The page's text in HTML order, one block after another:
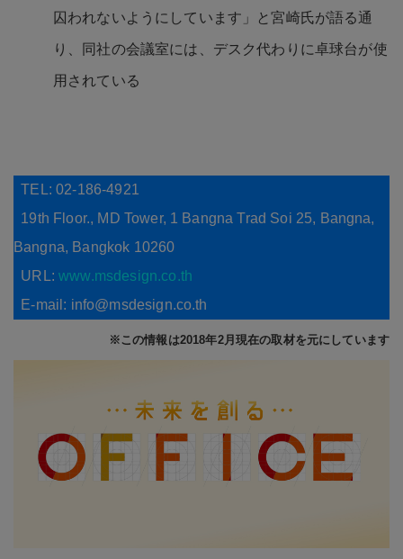
囚われないようにしています」と宮崎氏が語る通
り、同社の会議室には、デスク代わりに卓球台が使
用されている
TEL: 02-186-4921
19th Floor., MD Tower, 1 Bangna Trad Soi 25, Bangna,
Bangna, Bangkok 10260
URL:www.msdesign.co.th
E-mail: info@msdesign.co.th
※この情報は2018年2月現在の取材を元にしています